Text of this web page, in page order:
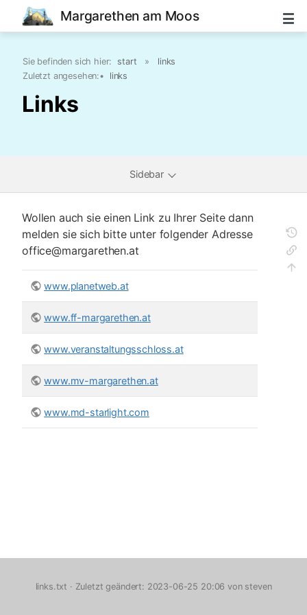
Margarethen am Moos
Sie befinden sich hier: start »
links
Zuletzt angesehen:• links
Links
Sidebar
Wollen auch sie einen Link zu Ihrer Seite dann
melden sie sich bitte unter folgender Adresse
office@margarethen.at
www.planetweb.at
www.ff-margarethen.at
www.veranstaltungsschloss.at
www.mv-margarethen.at
www.md-starlight.com
links.txt · Zuletzt geändert: 2023-06-25 20:06 von steven